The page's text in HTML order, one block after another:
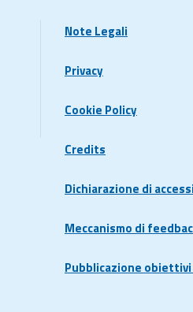
Note Legali
Privacy
Cookie Policy
Credits
Dichiarazione di
Meccanismo di
Pubblicazione